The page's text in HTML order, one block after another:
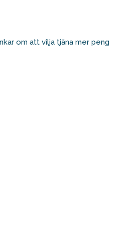
om att vilja tjäna mer peng